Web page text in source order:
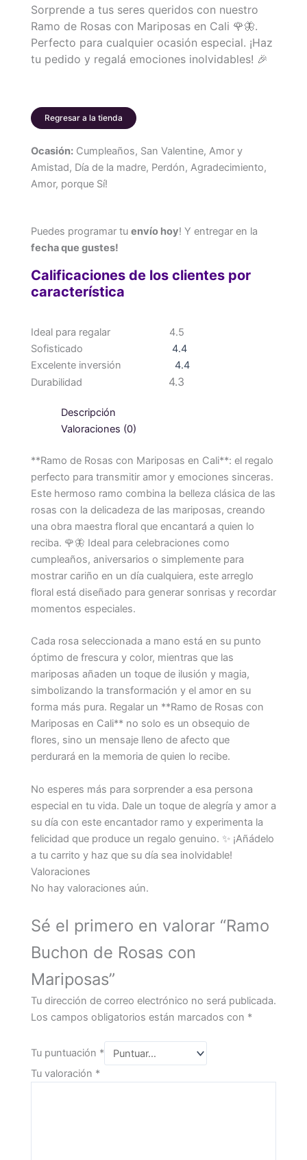
Rosas
con
Mariposas
cantidad
Sorprende a tus seres queridos con nuestro
Ramo de Rosas con Mariposas en Cali 🌹🦋.
Perfecto para cualquier ocasión especial. ¡Haz
tu pedido y regalá emociones inolvidables! 🎉
Regresar a la tienda
Ocasión: Cumpleaños, San Valentine, Amor y
Amistad, Día de la madre, Perdón, Agradecimiento,
Amor, porque Sí!
Puedes programar tu envío hoy! Y entregar en la
fecha que gustes!
Calificaciones de los clientes por
característica
Ideal para regalar
4.5
Sofisticado
4.4
Excelente inversión
4.4
Durabilidad
4.3
Descripción
Valoraciones (0)
**Ramo de Rosas con Mariposas en Cali**: el regalo
perfecto para transmitir amor y emociones sinceras.
Este hermoso ramo combina la belleza clásica de las
rosas con la delicadeza de las mariposas, creando
una obra maestra floral que encantará a quien lo
reciba. 🌹🦋 Ideal para celebraciones como
cumpleaños, aniversarios o simplemente para
mostrar cariño en un día cualquiera, este arreglo
floral está diseñado para generar sonrisas y recordar
momentos especiales.
Cada rosa seleccionada a mano está en su punto
óptimo de frescura y color, mientras que las
mariposas añaden un toque de ilusión y magia,
simbolizando la transformación y el amor en su
forma más pura. Regalar un **Ramo de Rosas con
Mariposas en Cali** no solo es un obsequio de
flores, sino un mensaje lleno de afecto que
perdurará en la memoria de quien lo recibe.
No esperes más para sorprender a esa persona
especial en tu vida. Dale un toque de alegría y amor a
su día con este encantador ramo y experimenta la
felicidad que produce un regalo genuino. ✨ ¡Añádelo
a tu carrito y haz que su día sea inolvidable!
Valoraciones
No hay valoraciones aún.
Sé el primero en valorar “Ramo
Buchon de Rosas con
Mariposas”
Tu dirección de correo electrónico no será publicada.
Los campos obligatorios están marcados con *
Tu puntuación *
Tu valoración *